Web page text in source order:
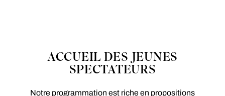
ACCUEIL DES JEUNES
SPECTATEURS
Notre programmation est riche en propositions